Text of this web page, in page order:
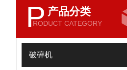
P 产品分类
RODUCT CATEGORY
破碎机